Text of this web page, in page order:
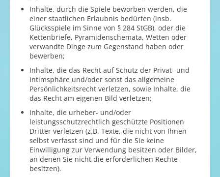
Inhalte, durch die Spiele beworben werden, die
einer staatlichen Erlaubnis bedürfen (insb.
Glücksspiele im Sinne von § 284 StGB), oder die
Kettenbriefe, Pyramidenschemata, Wetten oder
verwandte Dinge zum Gegenstand haben oder
bewerben;
Inhalte, die das Recht auf Schutz der Privat- und
Intimsphäre und/oder sonst das allgemeine
Persönlichkeitsrecht verletzen, sowie Inhalte, die
das Recht am eigenen Bild verletzen;
Inhalte, die urheber- und/oder
leistungsschutzrechtlich geschützte Positionen
Dritter verletzen (z.B. Texte, die nicht von Ihnen
selbst verfasst sind und für die Sie keine
Einwilligung zur Verwendung besitzen oder Bilder,
an denen Sie nicht die erforderlichen Rechte
besitzen).